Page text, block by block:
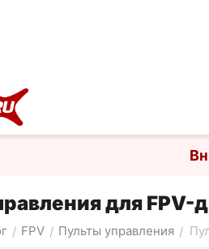
для FPV-
/ FPV / Пульты управления /